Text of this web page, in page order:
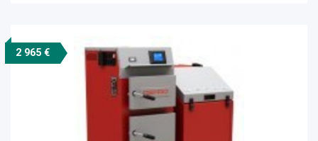
2 965 €